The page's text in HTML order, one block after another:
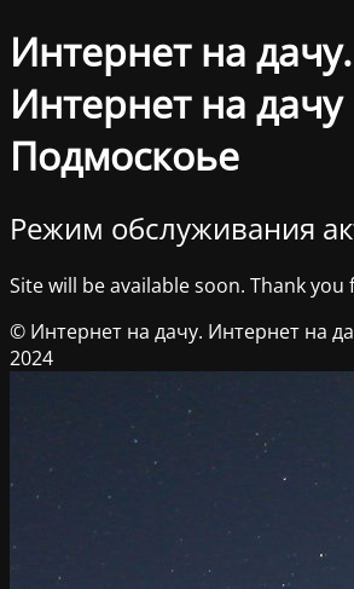
Интернет на дачу.
Интернет на дачу
Подмоскоье
Режим обслуживания
Site will be available soon. Thank
© Интернет на дачу. Интернет на
2024